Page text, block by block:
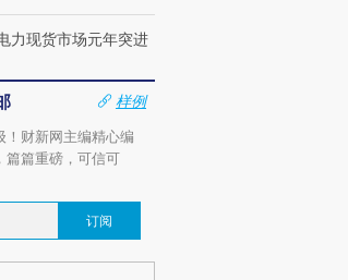
力现货市场元年突进
样例
！财新网主编精心编
篇篇重磅，可信可
订阅